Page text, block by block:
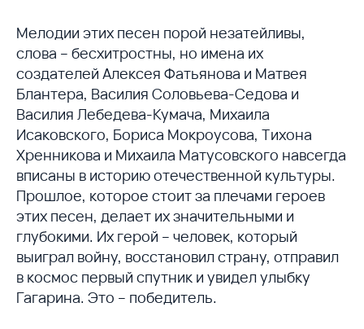
Мелодии этих песен порой незатейливы,
слова – бесхитростны, но имена их
создателей Алексея Фатьянова и Матвея
Блантера, Василия Соловьева-Седова и
Василия Лебедева-Кумача, Михаила
Исаковского, Бориса Мокроусова, Тихона
Хренникова и Михаила Матусовского навсегда
вписаны в историю отечественной культуры.
Прошлое, которое стоит за плечами героев
этих песен, делает их значительными и
глубокими. Их герой – человек, который
выиграл войну, восстановил страну, отправил
в космос первый спутник и увидел улыбку
Гагарина. Это – победитель.